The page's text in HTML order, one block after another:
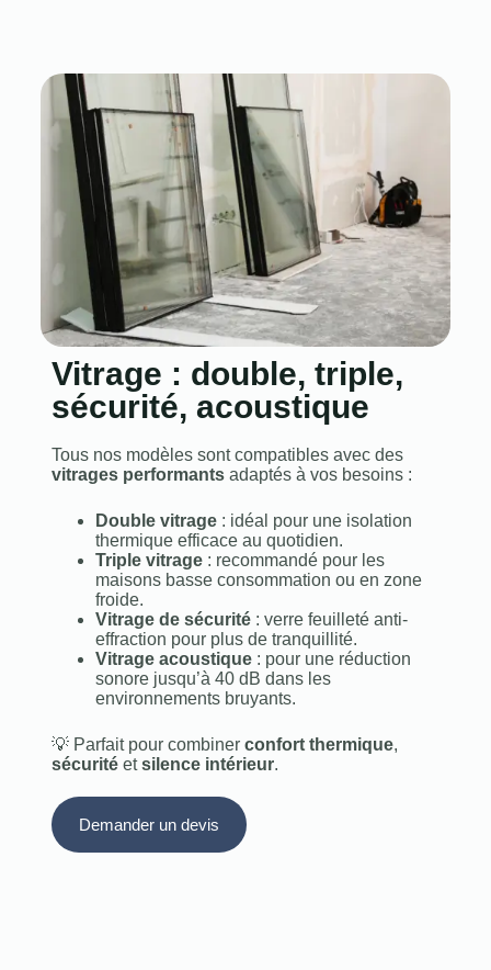
Vitrage : double, triple,
sécurité, acoustique
Tous nos modèles sont compatibles avec des
vitrages performantsadaptés à vos besoins :
Double vitrage: idéal pour une isolation
thermique efficace au quotidien.
Triple vitrage: recommandé pour les
maisons basse consommation ou en zone
froide.
Vitrage de sécurité: verre feuilleté anti-
effraction pour plus de tranquillité.
Vitrage acoustique: pour une réduction
sonore jusqu’à 40 dB dans les
environnements bruyants.
💡 Parfait pour combiner confort thermique,
sécuritéetsilence intérieur.
Demander un devis